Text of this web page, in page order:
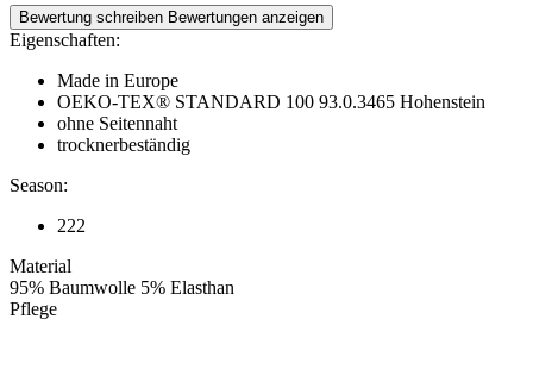
Bewertung schreiben Bewertungen anzeigen
Eigenschaften:
Made in Europe
OEKO-TEX® STANDARD 100 93.0.3465 Hohenstein
ohne Seitennaht
trocknerbeständig
Season:
222
Material
95% Baumwolle 5% Elasthan
Pflege